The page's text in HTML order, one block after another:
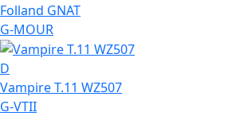
Folland GNAT
G-MOUR
D
Vampire T.11 WZ507
G-VTII